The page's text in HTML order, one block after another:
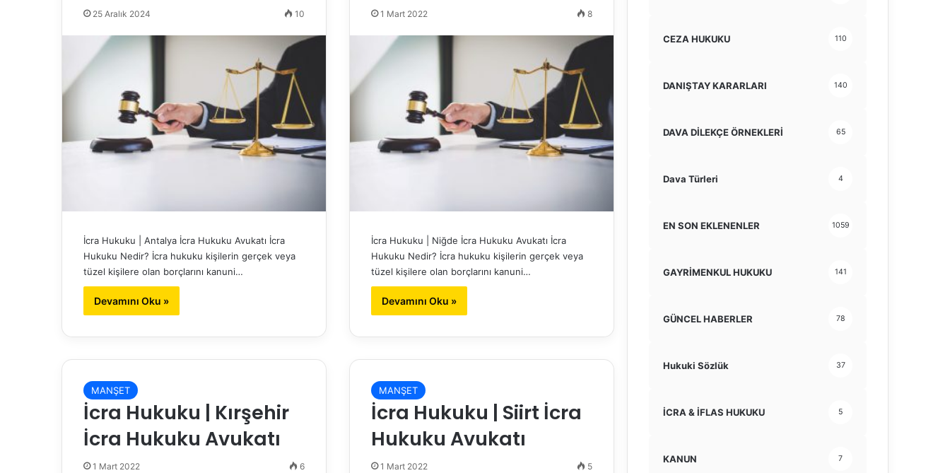
25 Aralık 2024 10
İcra Hukuku | Antalya İcra Hukuku Avukatı İcra
Hukuku Nedir? İcra hukuku kişilerin gerçek veya
tüzel kişilere olan borçlarını kanuni…
Devamını Oku »
1 Mart 2022 8
İcra Hukuku | Niğde İcra Hukuku Avukatı İcra
Hukuku Nedir? İcra hukuku kişilerin gerçek veya
tüzel kişilere olan borçlarını kanuni…
Devamını Oku »
MANŞET
İcra Hukuku | Kırşehir
İcra Hukuku Avukatı
1 Mart 2022 6
MANŞET
İcra Hukuku | Siirt İcra
Hukuku Avukatı
1 Mart 2022 5
CEZA HUKUKU 110
DANIŞTAY KARARLARI 140
DAVA DİLEKÇE ÖRNEKLERİ 65
Dava Türleri 4
EN SON EKLENENLER 1059
GAYRİMENKUL HUKUKU 141
GÜNCEL HABERLER 78
Hukuki Sözlük 37
İCRA & İFLAS HUKUKU 5
KANUN 7